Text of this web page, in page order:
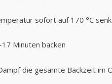
sofort auf 170 °C
17 Minuten backen
die gesamte Backzeit im